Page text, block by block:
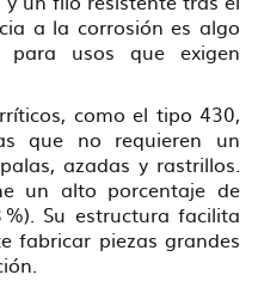
a la corrosión es algo
para usos que exigen
como el tipo 430,
que no requieren un
azadas y rastrillos.
un alto porcentaje de
Su estructura facilita
fabricar piezas grandes